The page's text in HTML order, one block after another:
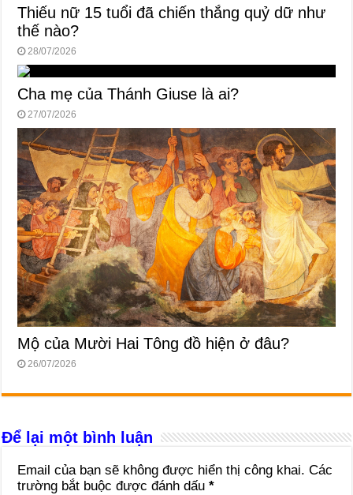
Thiếu nữ 15 tuổi đã chiến thắng quỷ dữ như
thế nào?
28/07/2026
Cha mẹ của Thánh Giuse là ai?
27/07/2026
Mộ của Mười Hai Tông đồ hiện ở đâu?
26/07/2026
Để lại một bình luận
Email của bạn sẽ không được hiển thị công khai. Các
trường bắt buộc được đánh dấu*